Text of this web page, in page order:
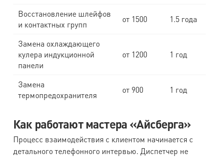
Восстановление шлейфов
и контактных групп
от 1500 1.5 года
Замена охлаждающего
кулера индукционной
панели
от 1200 1 год
Замена
термопредохранителя
от 900 1 год
Как работают мастера «Айсберга»
Процесс взаимодействия с клиентом начинается с
детального телефонного интервью. Диспетчер не